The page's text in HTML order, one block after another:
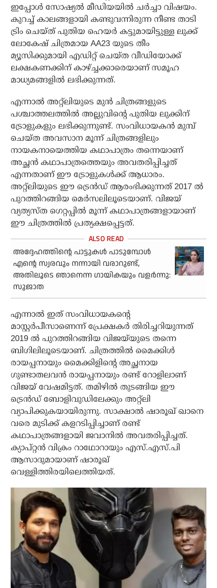
ഇപ്പോള്‍ സോഷ്യല്‍ മീഡിയയില്‍ ചര്‍ച്ചാ വിഷയം.
കുറച്ച് കാലങ്ങളായി കണ്ടുവന്നിരുന്ന നീണ്ട താടി
ട്രിം ചെയ്ത് പുതിയ ഹെയര്‍ കട്ടുമായിട്ടുള്ള ലുക്ക്
ലോകേഷ് ചിത്രമായ AA23 യുടെ തീം
മ്യൂസിക്കുമായി എഡിറ്റ് ചെയ്ത വീഡിയോക്ക്
ലക്ഷകണക്കിന് കാഴ്ച്ചക്കാരെയാണ് സമൂഹ
മാധ്യമങ്ങളില്‍ ലഭിക്കുന്നത്.
എന്നാല്‍ അറ്റ്‌ലിയുടെ മുന്‍ ചിത്രങ്ങളുടെ
പശ്ചാത്തലത്തില്‍ അല്ലുവിന്റെ പുതിയ ലുക്കിന്
ട്രോളുകളും ലഭിക്കുന്നുണ്ട്. സംവിധായകന്‍ മുമ്പ്
ചെയ്ത അവസാന മൂന്ന് ചിത്രങ്ങളിലും
നായകനായെത്തിയ കഥാപാത്രം തന്നെയാണ്
അച്ഛന്‍ കഥാപാത്രത്തെയും അവതരിപ്പിച്ചത്
എന്നതാണ് ഈ ട്രോളുകള്‍ക്ക് ആധാരം.
അറ്റ്‌ലിയുടെ ഈ ട്രെന്‍ഡ് ആരംഭിക്കുന്നത് 2017 ല്‍
പുറത്തിറങ്ങിയ മെര്‍സലിലൂടെയാണ്. വിജയ്
വ്യത്യസ്ത ഗെറ്റപ്പില്‍ മൂന്ന് കഥാപാത്രങ്ങളായാണ്
ഈ ചിത്രത്തില്‍ പ്രത്യക്ഷപ്പെട്ടത്.
അദ്ദേഹത്തിന്റെ പാട്ടുകള്‍ പാടുമ്പോള്‍
എന്റെ സ്വരവും നന്നായി വരാറുണ്ട്,
അതിലൂടെ ഞാനെന്ന ഗായികയും വളര്‍ന്നു:
സുജാത
എന്നാല്‍ ഇത് സംവിധായകന്റെ
മാസ്റ്റര്‍പീസാണെന്ന് പ്രേക്ഷകര്‍ തിരിച്ചറിയുന്നത്
2019 ല്‍ പുറത്തിറങ്ങിയ വിജയ്‌യുടെ തന്നെ
ബിഗിലിലൂടെയാണ്. ചിത്രത്തില്‍ മൈക്കിള്‍
രായപ്പനായും മൈക്കിളിന്റെ അച്ഛനായ
ഗുണ്ടാതലവന്‍ രായപ്പനായും രണ്ട് റോളിലാണ്
വിജയ് വേഷമിട്ടത്. തമിഴില്‍ തുടങ്ങിയ ഈ
ട്രെന്‍ഡ് ബോളിവുഡിലേക്കും അറ്റ്‌ലി
വ്യാപിക്കുകയായിരുന്നു. സാക്ഷാല്‍ ഷാരൂഖ് ഖാനെ
വരെ മുടിക്ക് കളറടിപ്പിച്ചാണ് രണ്ട്
കഥാപാത്രങ്ങളായി ജവാനില്‍ അവതരിപ്പിച്ചത്.
ക്യാപ്റ്റന്‍ വിക്രം റാഥോറായും എസ്.എസ്.പി
ആസാദുമായാണ് ഷാരൂഖ്
വെള്ളിത്തിരയിലെത്തിയത്.